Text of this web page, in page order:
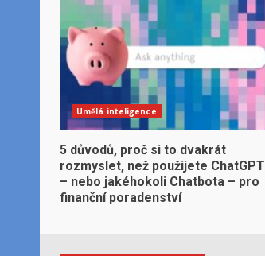
Umělá inteligence
5 důvodů, proč si to dvakrát
rozmyslet, než použijete ChatGPT
– nebo jakéhokoli Chatbota – pro
finanční poradenství